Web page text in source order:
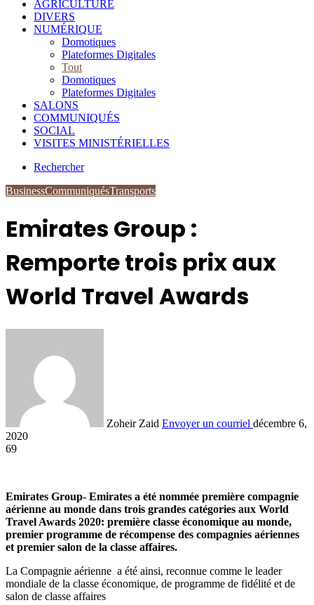
AGRICULTURE
DIVERS
NUMÉRIQUE
Domotiques
Plateformes Digitales
Tout
Domotiques
Plateformes Digitales
SALONS
COMMUNIQUÉS
SOCIAL
VISITES MINISTÉRIELLES
Rechercher
BusinessCommuniquésTransports
Emirates Group :
Remporte trois prix aux
World Travel Awards
Zoheir Zaid Envoyer un courriel décembre 6,
2020
69
Emirates Group- Emirates a été nommée première compagnie
aérienne au monde dans trois grandes catégories aux World
Travel Awards 2020: première classe économique au monde,
premier programme de récompense des compagnies aériennes
et premier salon de la classe affaires.
La Compagnie aérienne a été ainsi, reconnue comme le leader
mondiale de la classe économique, de programme de fidélité et de
salon de classe affaires